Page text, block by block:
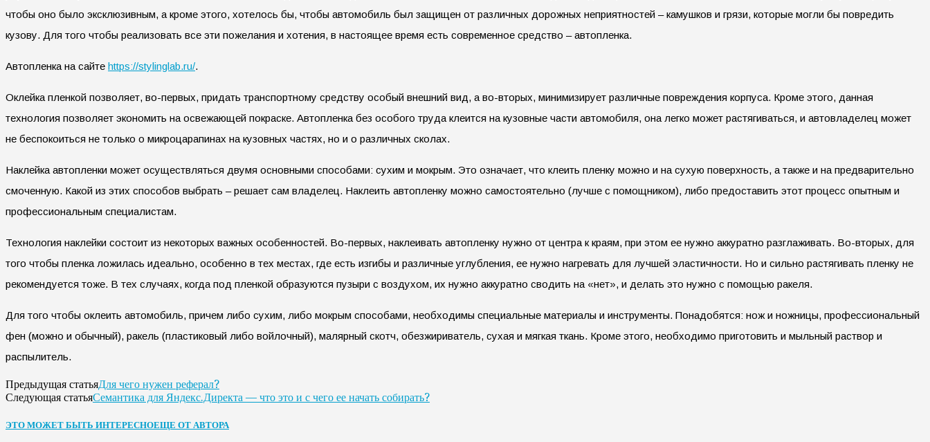
чтобы оно было эксклюзивным, а кроме этого, хотелось бы, чтобы автомобиль был защищен от различных дорожных неприятностей – камушков и грязи, которые могли бы повредить
кузову. Для того чтобы реализовать все эти пожелания и хотения, в настоящее время есть современное средство – автопленка.
Автопленка на сайте https://stylinglab.ru/.
Оклейка пленкой позволяет, во-первых, придать транспортному средству особый внешний вид, а во-вторых, минимизирует различные повреждения корпуса. Кроме этого, данная
технология позволяет экономить на освежающей покраске. Автопленка без особого труда клеится на кузовные части автомобиля, она легко может растягиваться, и автовладелец может
не беспокоиться не только о микроцарапинах на кузовных частях, но и о различных сколах.
Наклейка автопленки может осуществляться двумя основными способами: сухим и мокрым. Это означает, что клеить пленку можно и на сухую поверхность, а также и на предварительно
смоченную. Какой из этих способов выбрать – решает сам владелец. Наклеить автопленку можно самостоятельно (лучше с помощником), либо предоставить этот процесс опытным и
профессиональным специалистам.
Технология наклейки состоит из некоторых важных особенностей. Во-первых, наклеивать автопленку нужно от центра к краям, при этом ее нужно аккуратно разглаживать. Во-вторых, для
того чтобы пленка ложилась идеально, особенно в тех местах, где есть изгибы и различные углубления, ее нужно нагревать для лучшей эластичности. Но и сильно растягивать пленку не
рекомендуется тоже. В тех случаях, когда под пленкой образуются пузыри с воздухом, их нужно аккуратно сводить на «нет», и делать это нужно с помощью ракеля.
Для того чтобы оклеить автомобиль, причем либо сухим, либо мокрым способами, необходимы специальные материалы и инструменты. Понадобятся: нож и ножницы, профессиональный
фен (можно и обычный), ракель (пластиковый либо войлочный), малярный скотч, обезжириватель, сухая и мягкая ткань. Кроме этого, необходимо приготовить и мыльный раствор и
распылитель.
Предыдущая статьяДля чего нужен реферал?
Следующая статьяСемантика для Яндекс.Директа — что это и с чего ее начать собирать?
ЭТО МОЖЕТ БЫТЬ ИНТЕРЕСНОЕЩЕ ОТ АВТОРА